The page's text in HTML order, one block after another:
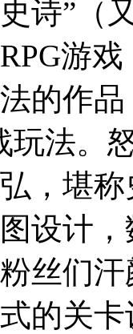
诗”（
游
的作
玩法。
，堪
设计
丝们
的关卡